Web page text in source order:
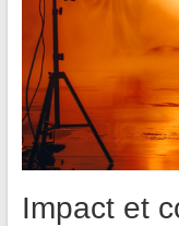
Impact et